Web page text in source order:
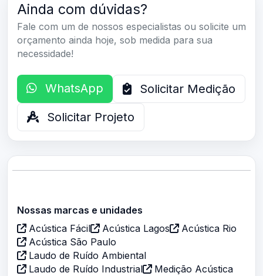
Ainda com dúvidas?
Fale com um de nossos especialistas ou solicite um
orçamento ainda hoje, sob medida para sua
necessidade!
WhatsApp
Solicitar Medição
Solicitar Projeto
Nossas marcas e unidades
Acústica Fácil
Acústica Lagos
Acústica Rio
Acústica São Paulo
Laudo de Ruído Ambiental
Laudo de Ruído Industrial
Medição Acústica